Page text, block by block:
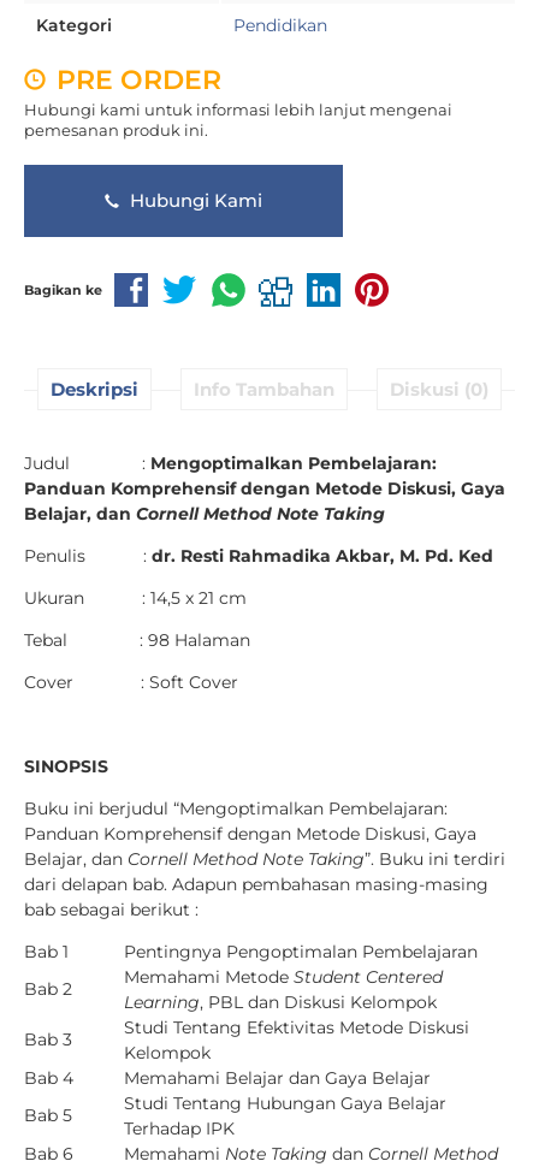
Kategori Pendidikan
PRE ORDER
Hubungi kami untuk informasi lebih lanjut mengenai
pemesanan produk ini.
Hubungi Kami
Bagikan ke
Deskripsi Info Tambahan Diskusi (0)
Judul : Mengoptimalkan Pembelajaran:
Panduan Komprehensif dengan Metode Diskusi, Gaya
Belajar, dan Cornell Method Note Taking
Penulis : dr. Resti Rahmadika Akbar, M. Pd. Ked
Ukuran : 14,5 x 21 cm
Tebal : 98 Halaman
Cover : Soft Cover
SINOPSIS
Buku ini berjudul “Mengoptimalkan Pembelajaran:
Panduan Komprehensif dengan Metode Diskusi, Gaya
Belajar, dan Cornell Method Note Taking”. Buku ini terdiri
dari delapan bab. Adapun pembahasan masing-masing
bab sebagai berikut :
Bab 1
Pentingnya Pengoptimalan Pembelajaran
Bab 2
Memahami Metode Student Centered
Learning, PBL dan Diskusi Kelompok
Bab 3
Studi Tentang Efektivitas Metode Diskusi
Kelompok
Bab 4
Memahami Belajar dan Gaya Belajar
Bab 5
Studi Tentang Hubungan Gaya Belajar
Terhadap IPK
Bab 6
Memahami Note Taking dan Cornell Method